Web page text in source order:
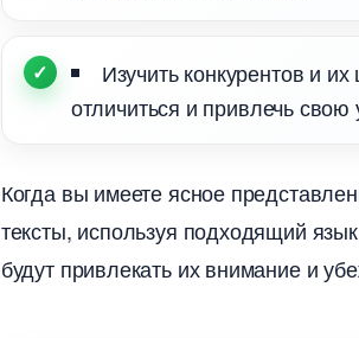
Изучить конкурентов и
отличиться и привлечь
Когда вы имеете ясное
тексты, используя подходящий
удут привлекать их внимание и